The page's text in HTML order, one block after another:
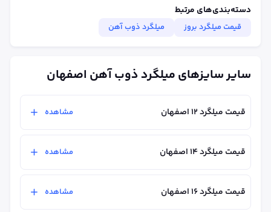
دسته‌بندی‌های مرتبط
قیمت میلگرد بروز میلگرد ذوب آهن
سایر سایزهای میلگرد ذوب آهن اصفهان
قیمت میلگرد ۱۲ اصفهان مشاهده
قیمت میلگرد ۱۴ اصفهان مشاهده
قیمت میلگرد ۱۶ اصفهان مشاهده